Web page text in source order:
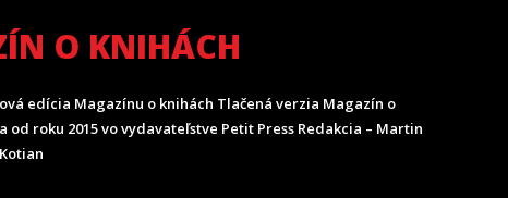
O KNIHÁCH
edícia Magazínu o knihách Tlačená verzia Magazín o
od roku 2015 vo vydavateľstve Petit Press Redakcia – Martin